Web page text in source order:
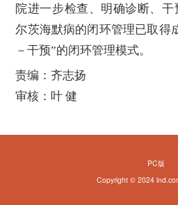
院进一步检查、明确诊断、干
尔茨海默病的闭环管理已取得
－干预”的闭环管理模式。
责编：齐志扬
审核：叶 健
PC版
Copyright © 2024